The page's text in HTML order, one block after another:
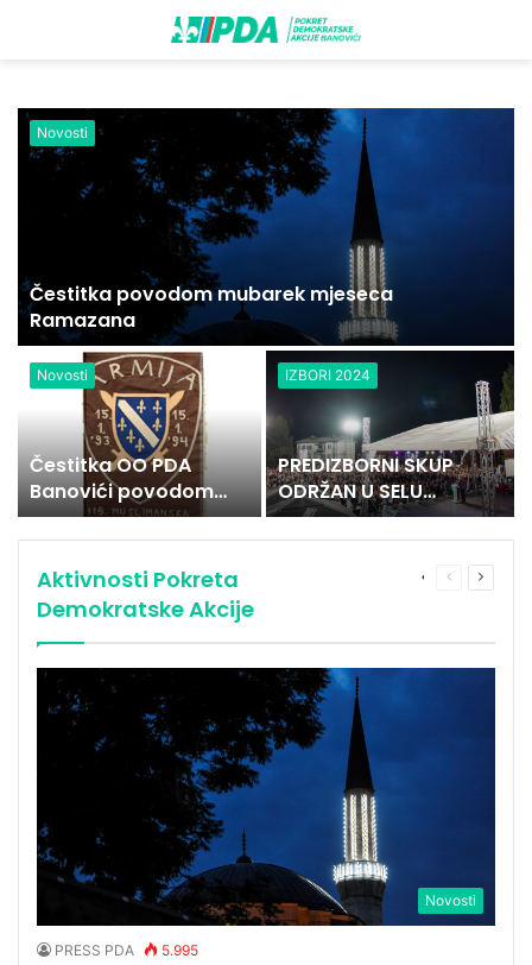
Novosti
Čestitka povodom mubarek mjeseca
Ramazana
Novosti
Čestitka OO PDA
Banovići povodom
dana 119. MBB
IZBORI 2024
PREDIZBORNI SKUP
ODRŽAN U SELU
BANOVIĆA PRED VIŠE
OD 2.500 GRAĐANA
Aktivnosti Pokreta
Demokratske Akcije
More
Previous
Novosti
PRESS PDA 5.995